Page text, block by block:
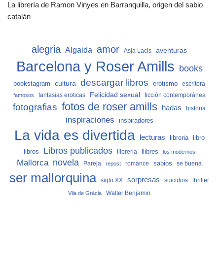
La librería de Ramon Vinyes en Barranquilla, origen del sabio
catalán
alegria Algaida amor Asja Lacis aventuras
Barcelona y Roser Amills books
bookstagram cultura descargar libros erotismo escritora
famosos fantasias eroticas Felicidad sexual ficción contemporánea
fotografias fotos de roser amills hadas historia
inspiraciones inspiradores
La vida es divertida lecturas libreria
libro
libros
Libros publicados llibreria llibres los modernos
Mallorca novela Pareja repost romance sabios se buena
ser mallorquina siglo XX sorpresas suicidios thriller
Vila de Gràcia Walter Benjamin